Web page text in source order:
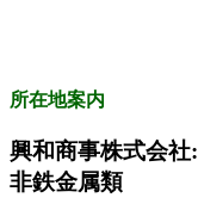
所在地案内
興和商事株式会社:
非鉄金属類